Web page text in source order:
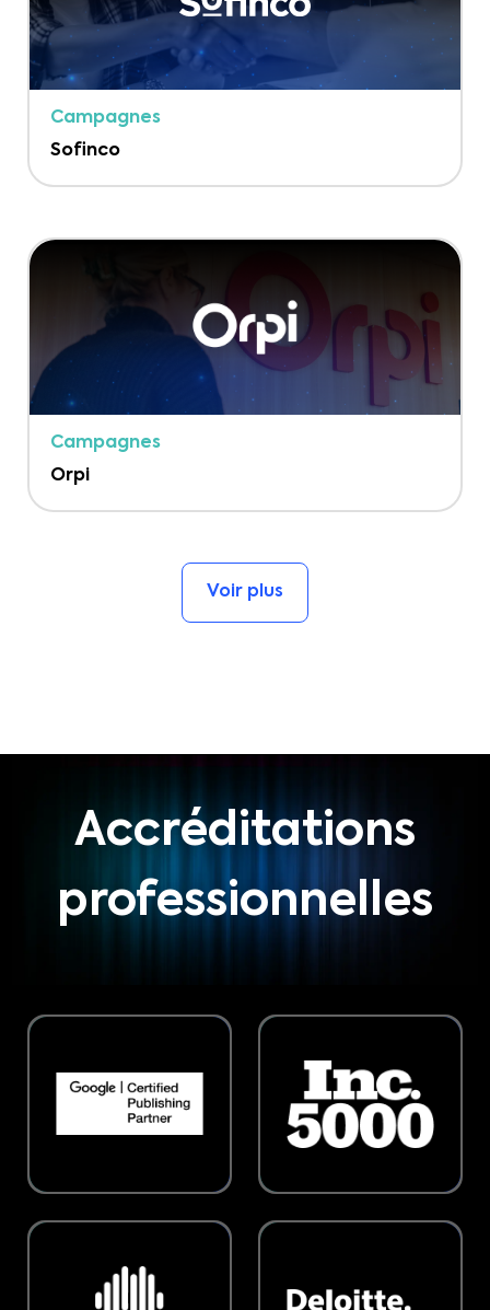
Campagnes
Sofinco
Campagnes
Orpi
Voir plus
Accréditations
professionnelles